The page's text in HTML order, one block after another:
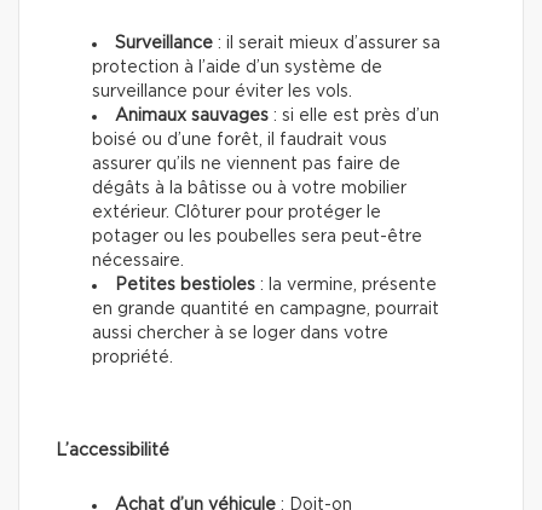
Surveillance : il serait mieux d’assurer sa
protection à l’aide d’un système de
surveillance pour éviter les vols.
Animaux sauvages : si elle est près d’un
boisé ou d’une forêt, il faudrait vous
assurer qu’ils ne viennent pas faire de
dégâts à la bâtisse ou à votre mobilier
extérieur. Clôturer pour protéger le
potager ou les poubelles sera peut-être
nécessaire.
Petites bestioles : la vermine, présente
en grande quantité en campagne, pourrait
aussi chercher à se loger dans votre
propriété.
L’accessibilité
Achat d’un véhicule : Doit-on